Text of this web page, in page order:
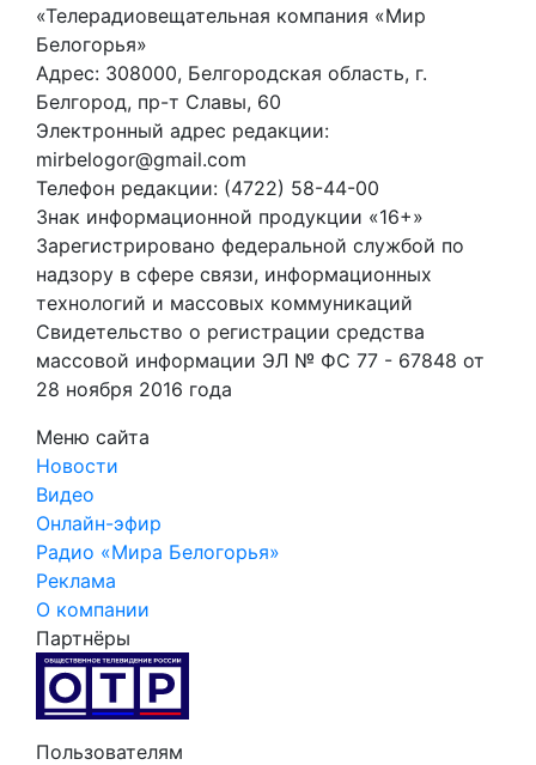
«Телерадиовещательная компания «Мир
Белогорья»
Адрес: 308000, Белгородская область, г.
Белгород, пр-т Славы, 60
Электронный адрес редакции:
mirbelogor@gmail.com
Телефон редакции: (4722) 58-44-00
Знак информационной продукции «16+»
Зарегистрировано федеральной службой по
надзору в сфере связи, информационных
технологий и массовых коммуникаций
Свидетельство о регистрации средства
массовой информации ЭЛ № ФС 77 - 67848 от
28 ноября 2016 года
Меню сайта
Новости
Видео
Онлайн-эфир
Радио «Мира Белогорья»
Реклама
О компании
Партнёры
Пользователям